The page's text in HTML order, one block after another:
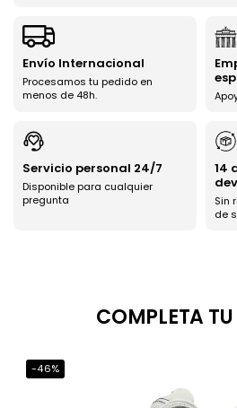
Envío Internacional
Procesamos tu pedido en
menos de 48h.
Servicio personal 24/7
Disponible para cualquier
pregunta
14
Sin
de
COMPLETA
-46%